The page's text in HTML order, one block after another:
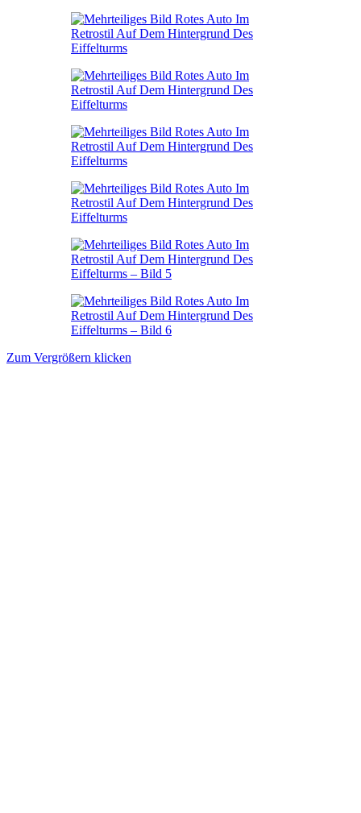
Zum Vergrößern klicken